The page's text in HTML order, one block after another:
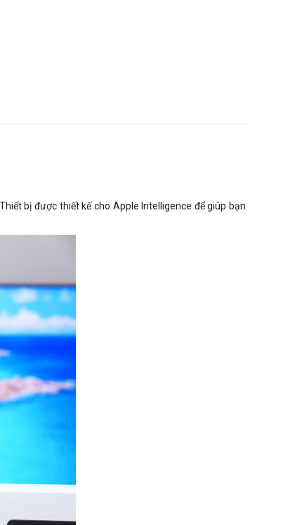
bị được thiết kế cho Apple Intelligence để giúp bạn